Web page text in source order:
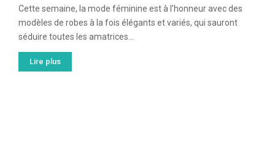
Cette semaine, la mode féminine est à l’honneur avec des
modèles de robes à la fois élégants et variés, qui sauront
séduire toutes les amatrices...
Lire plus